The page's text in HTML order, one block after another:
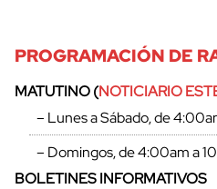
PROGRAMACIÓN DE
MATUTINO (NOTICIARIO
– Lunes a Sábado, de
– Domingos, de 4:00am a
BOLETINES INFORMATIVOS